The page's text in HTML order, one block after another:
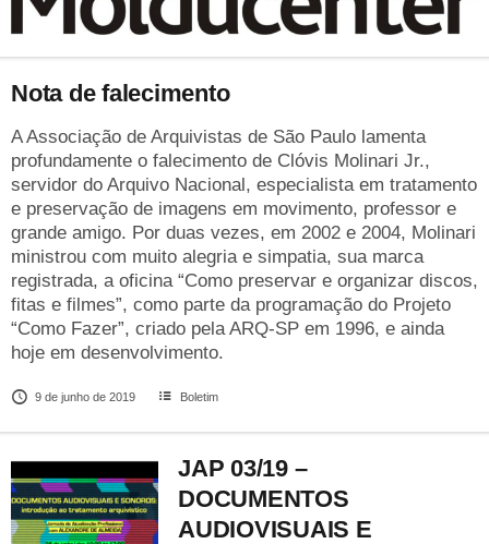
Nota de falecimento
A Associação de Arquivistas de São Paulo lamenta
profundamente o falecimento de Clóvis Molinari Jr.,
servidor do Arquivo Nacional, especialista em tratamento
e preservação de imagens em movimento, professor e
grande amigo. Por duas vezes, em 2002 e 2004, Molinari
ministrou com muito alegria e simpatia, sua marca
registrada, a oficina “Como preservar e organizar discos,
fitas e filmes”, como parte da programação do Projeto
“Como Fazer”, criado pela ARQ-SP em 1996, e ainda
hoje em desenvolvimento.
9 de junho de 2019 Boletim
JAP 03/19 –
DOCUMENTOS
AUDIOVISUAIS E